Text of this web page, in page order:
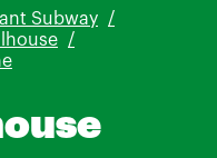
Subway